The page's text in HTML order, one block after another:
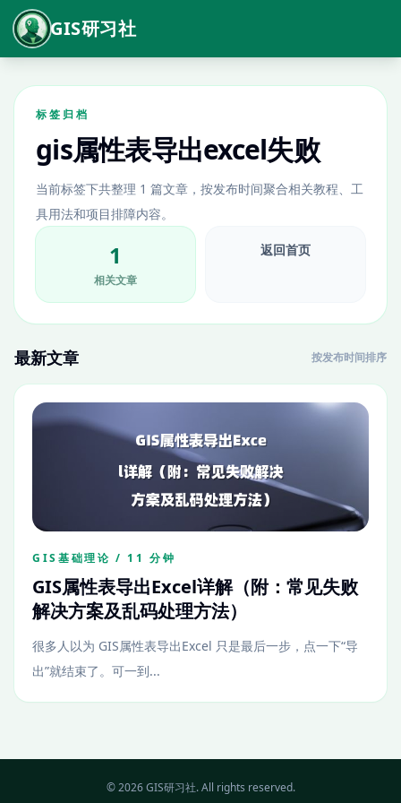
GIS研习社
标签归档
gis属性表导出excel失败
当前标签下共整理 1 篇文章，按发布时间聚合相关教程、工
具用法和项目排障内容。
1
相关文章
返回首页
最新文章 按发布时间排序
GIS基础理论 / 11 分钟
GIS属性表导出Excel详解（附：常见失败
解决方案及乱码处理方法）
很多人以为 GIS属性表导出Excel 只是最后一步，点一下“导
出”就结束了。可一到...
© 2026 GIS研习社. All rights reserved.